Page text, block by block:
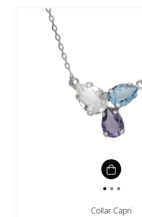
Collar Capri